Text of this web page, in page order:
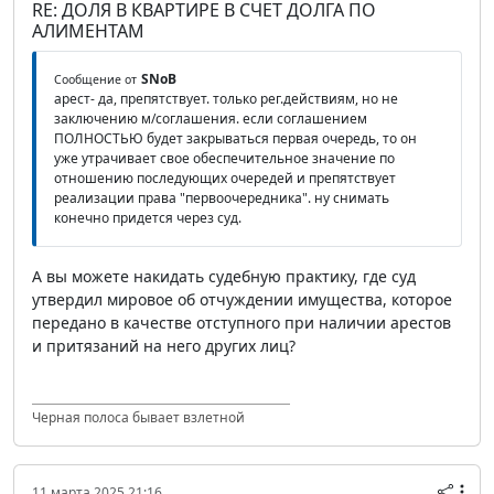
RE: ДОЛЯ В КВАРТИРЕ В СЧЕТ ДОЛГА ПО
АЛИМЕНТАМ
Сообщение от SNoB
арест- да, препятствует. только рег.действиям, но не
заключению м/соглашения. если соглашением
ПОЛНОСТЬЮ будет закрываться первая очередь, то он
уже утрачивает свое обеспечительное значение по
отношению последующих очередей и препятствует
реализации права "первоочередника". ну снимать
конечно придется через суд.
А вы можете накидать судебную практику, где суд
утвердил мировое об отчуждении имущества, которое
передано в качестве отступного при наличии арестов
и притязаний на него других лиц?
Черная полоса бывает взлетной